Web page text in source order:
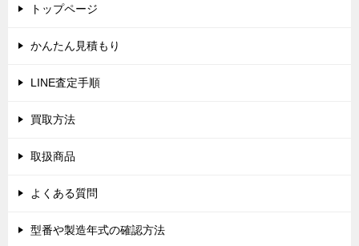
ー
シ
トップページ
かんたん見積もり
LINE査定手順
買取方法
取扱商品
よくある質問
型番や製造年式の確認方法